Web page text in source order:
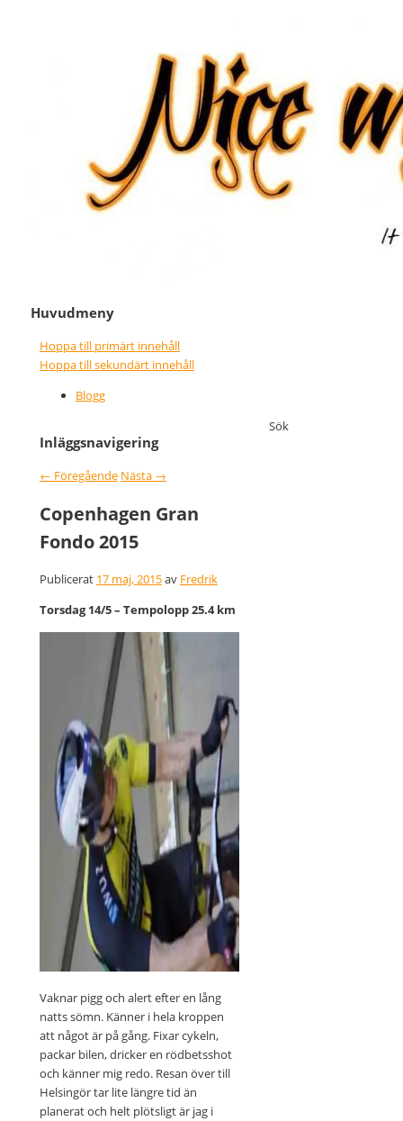
Nice wins nothing
It never gets easier, you just go
Huvudmeny
Hoppa till primärt innehåll
Hoppa till sekundärt innehåll
Blogg
Inläggsnavigering
← Föregående Nästa →
Copenhagen Gran
Fondo 2015
Publicerat 17 maj, 2015av Fredrik
Torsdag 14/5 – Tempolopp 25.4 km
Vaknar pigg och alert efter en lång
natts sömn. Känner i hela kroppen
att något är på gång. Fixar cykeln,
packar bilen, dricker en rödbetsshot
och känner mig redo. Resan över till
Helsingör tar lite längre tid än
planerat och helt plötsligt är jag i
Sök